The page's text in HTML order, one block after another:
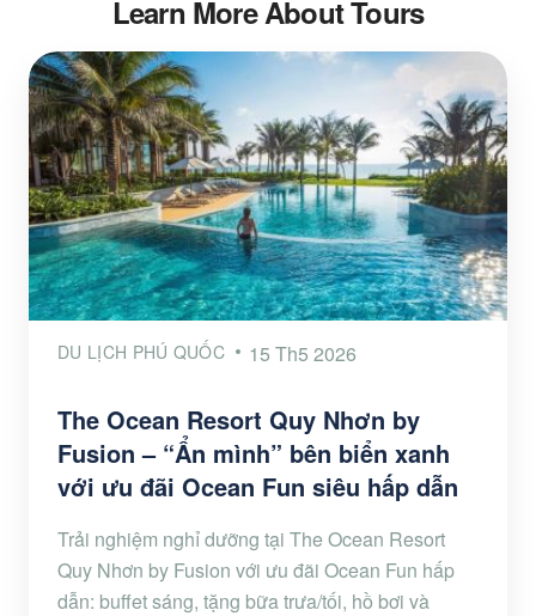
Learn More About Tours
DU LỊCH PHÚ QUỐC 15 Th5 2026
The Ocean Resort Quy Nhơn by
Fusion – “Ẩn mình” bên biển xanh
với ưu đãi Ocean Fun siêu hấp dẫn
Trải nghiệm nghỉ dưỡng tại The Ocean Resort
Quy Nhơn by Fusion với ưu đãi Ocean Fun hấp
dẫn: buffet sáng, tặng bữa trưa/tối, hồ bơi và